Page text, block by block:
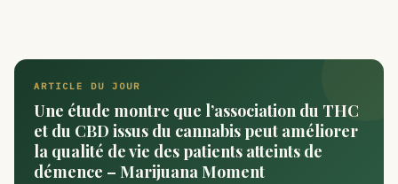
ARTICLE DU JOUR
Une étude montre que l’association du THC
et du CBD issus du cannabis peut améliorer
la qualité de vie des patients atteints de
démence – Marijuana Moment